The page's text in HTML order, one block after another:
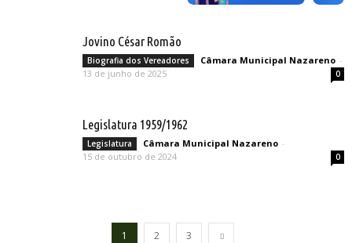
Jovino César Romão
Biografia dos Vereadores Câmara Municipal Nazareno -
13 de junho de 2025
0
Legislatura 1959/1962
Legislatura Câmara Municipal Nazareno -
15 de outubro de 2024
0
1 2 3